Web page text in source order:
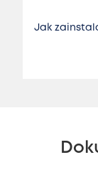
Jak